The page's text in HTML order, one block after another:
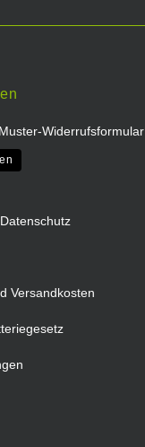
Widerrufsformular
Versandkosten